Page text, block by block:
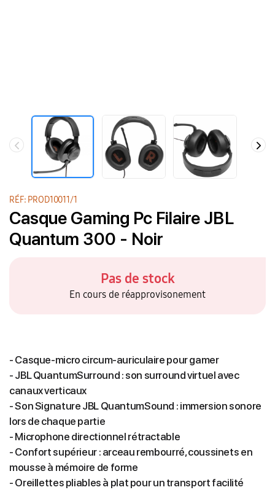
RÉF: PROD10011/1
Casque Gaming Pc Filaire JBL
Quantum 300 - Noir
Pas de stock
En cours de réapprovisonement
- Casque-micro circum-auriculaire pour gamer
- JBL QuantumSurround : son surround virtuel avec
canaux verticaux
- Son Signature JBL QuantumSound : immersion sonore
lors de chaque partie
- Microphone directionnel rétractable
- Confort supérieur : arceau rembourré, coussinets en
mousse à mémoire de forme
- Oreillettes pliables à plat pour un transport facilité